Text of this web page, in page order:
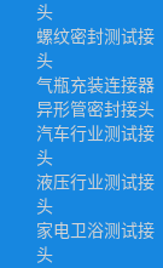
头
螺纹密封测试接
头
气瓶充装连接器
异形管密封接头
汽车行业测试接
头
液压行业测试接
头
家电卫浴测试接
头